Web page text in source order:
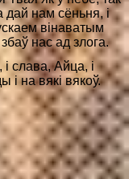
дай нам сёньня, і
вінаватым
нас ад злога.
слава, Айца, і
і на вякі вякоў.